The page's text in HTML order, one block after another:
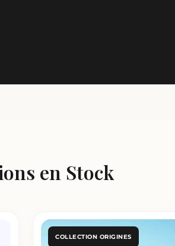
en Stock
COLLECTION ORIGINES